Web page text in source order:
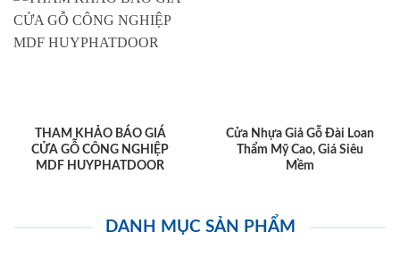
THAM KHẢO BÁO GIÁ
CỬA GỖ CÔNG NGHIỆP
MDF HUYPHATDOOR
Cửa Nhựa Giả Gỗ Đài Loan
Thẩm Mỹ Cao, Giá Siêu
Mềm
DANH MỤC SẢN PHẨM